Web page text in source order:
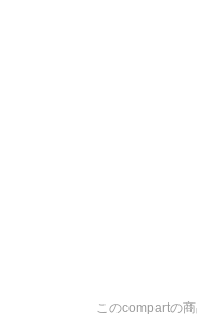
このcompartの